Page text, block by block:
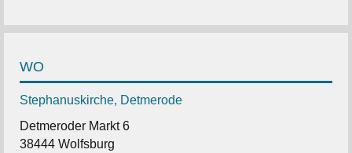
WO
Stephanuskirche, Detmerode
Detmeroder Markt 6
38444 Wolfsburg